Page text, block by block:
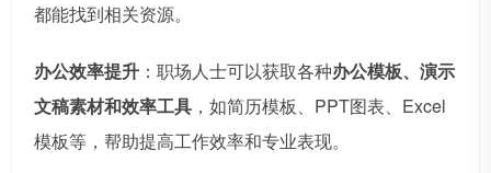
都能找到相关资源。
办公效率提升 ：职场人士可以获取各种办公模板、演示
文稿素材和效率工具 ，如简历模板、PPT图表、Excel
模板等，帮助提高工作效率和专业表现。